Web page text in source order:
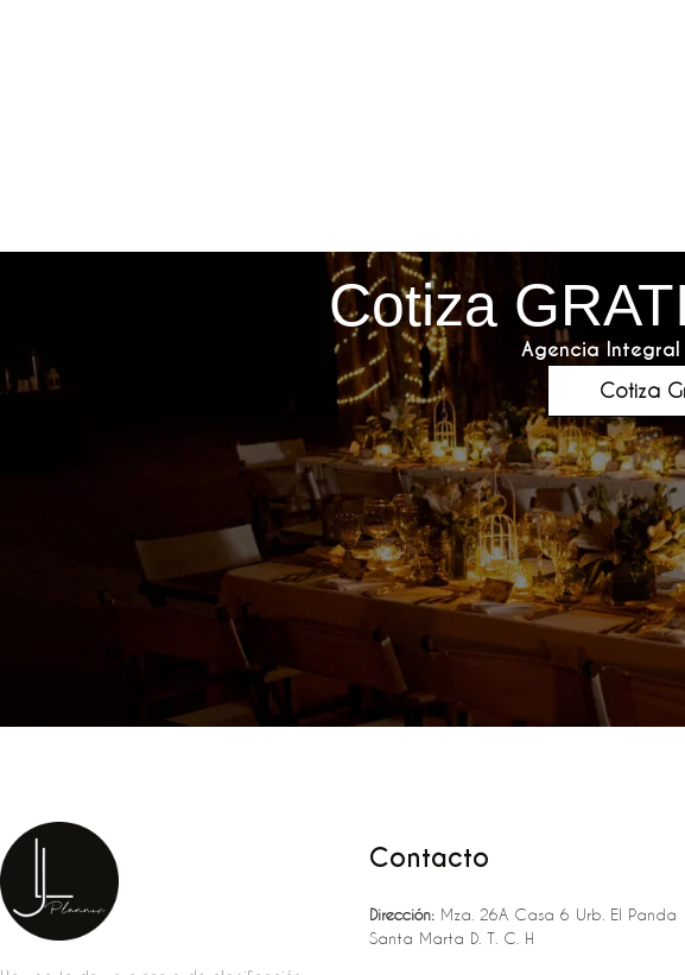
Cotiza
Agencia Integral
Cotiza
Contacto
Dirección:Mza. 26A Casa 6 Urb. El Panda
Santa Marta D. T. C. H